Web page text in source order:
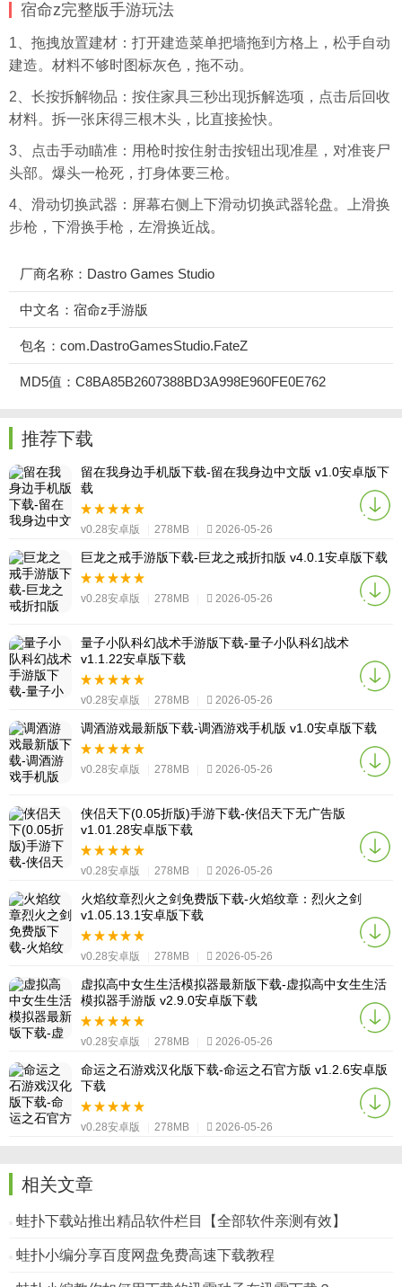
宿命z完整版手游玩法
1、拖拽放置建材：打开建造菜单把墙拖到方格上，松手自动
建造。材料不够时图标灰色，拖不动。
2、长按拆解物品：按住家具三秒出现拆解选项，点击后回收
材料。拆一张床得三根木头，比直接捡快。
3、点击手动瞄准：用枪时按住射击按钮出现准星，对准丧尸
头部。爆头一枪死，打身体要三枪。
4、滑动切换武器：屏幕右侧上下滑动切换武器轮盘。上滑换
步枪，下滑换手枪，左滑换近战。
厂商名称：Dastro Games Studio
中文名：宿命z手游版
包名：com.DastroGamesStudio.FateZ
MD5值：C8BA85B2607388BD3A998E960FE0E762
推荐下载
留在我身边手机版下载-留在我身边中文版 v1.0安卓版下
载
v0.28安卓版 278MB 2026-05-26
巨龙之戒手游版下载-巨龙之戒折扣版 v4.0.1安卓版下载
v0.28安卓版 278MB 2026-05-26
量子小队科幻战术手游版下载-量子小队科幻战术
v1.1.22安卓版下载
v0.28安卓版 278MB 2026-05-26
调酒游戏最新版下载-调酒游戏手机版 v1.0安卓版下载
v0.28安卓版 278MB 2026-05-26
侠侣天下(0.05折版)手游下载-侠侣天下无广告版
v1.01.28安卓版下载
v0.28安卓版 278MB 2026-05-26
火焰纹章烈火之剑免费版下载-火焰纹章：烈火之剑
v1.05.13.1安卓版下载
v0.28安卓版 278MB 2026-05-26
虚拟高中女生生活模拟器最新版下载-虚拟高中女生生活
模拟器手游版 v2.9.0安卓版下载
v0.28安卓版 278MB 2026-05-26
命运之石游戏汉化版下载-命运之石官方版 v1.2.6安卓版
下载
v0.28安卓版 278MB 2026-05-26
相关文章
蛙扑下载站推出精品软件栏目【全部软件亲测有效】
蛙扑小编分享百度网盘免费高速下载教程